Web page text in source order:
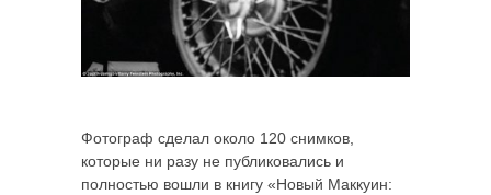
Фотограф сделал около 120 снимков,
которые ни разу не публиковались и
полностью вошли в книгу «Новый Маккуин: